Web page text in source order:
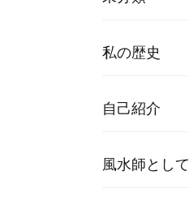
私の歴史
自己紹介
風水師として